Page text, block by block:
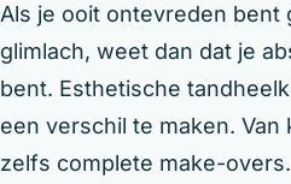
Als je ooit ontevreden bent
glimlach, weet dan dat je
bent. Esthetische
een verschil te maken.
zelfs complete make-